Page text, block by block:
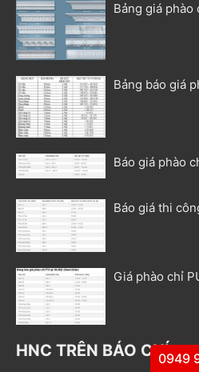
Bảng giá phào
Bảng báo giá
Báo giá phào
Báo giá thi
Giá phào chỉ
HNC TRÊN BÁO CHÍ0949